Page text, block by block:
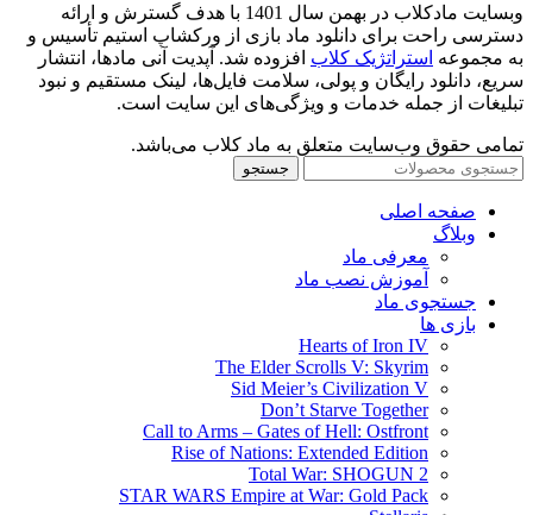
وبسایت مادکلاب در بهمن سال 1401 با هدف گسترش و ارائه
دسترسی راحت برای دانلود ماد بازی از ورکشاپ استیم تأسیس و
به مجموعه استراتژیک کلاب افزوده شد. آپدیت آنی مادها، انتشار
سریع، دانلود رایگان و پولی، سلامت فایل‌ها، لینک مستقیم و نبود
تبلیغات از جمله خدمات و ویژگی‌های این سایت است.
تمامی حقوق وب‌سایت متعلق به ماد کلاب می‌باشد.
جستجو
صفحه اصلی
وبلاگ
معرفی ماد
آموزش نصب ماد
جستجوی ماد
بازی ها
Hearts of Iron IV
The Elder Scrolls V: Skyrim
Sid Meier’s Civilization V
Don’t Starve Together
Call to Arms – Gates of Hell: Ostfront
Rise of Nations: Extended Edition
Total War: SHOGUN 2
STAR WARS Empire at War: Gold Pack